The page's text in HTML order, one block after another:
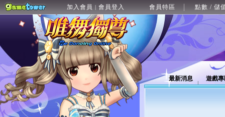
加入會員 | 會員登入 會員特區 點數 / 儲
最新消息 遊戲